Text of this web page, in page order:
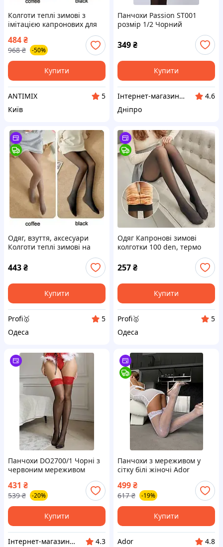
Колготи теплі зимові з
імітацією капронових для
жінок на флісі для комфорту
та стилю в холодну погоду
484₴
968 ₴ -50%
Купити
ANTIMIX
5
Київ
Панчохи Passion ST001
розмір 1/2 Чорний
349₴
Купити
Інтернет-магазин "Klever"
4.6
Дніпро
Одяг, взуття, аксесуари
Колготи теплі зимові на
імітацією капронових
443₴
Купити
Profi🥇
5
Одеса
Одяг Капронові зимові
колготки 100 den, термо
начосом утеплені з ефектом
голих ніжок
257₴
Купити
Profi🥇
5
Одеса
Панчохи DO2700/1 Чорні з
червоним мереживом
XS/S/M для особливих
моментів
431 ₴
539 ₴ -20%
Купити
Інтернет-магазин Cool Top
4.3
Панчохи з мереживом у
сітку білі жіночі Ador
499₴
617 ₴ -19%
Купити
Ador
4.8